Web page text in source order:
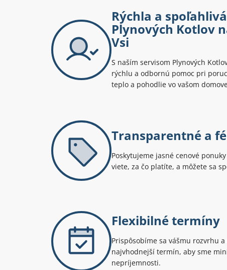
Rýchla a
Plynových Kotlov
Vsi
S naším servisom Plynových
rýchlu a odbornú pomoc pri
teplo a pohodlie vo vašom
Transparentné a
Poskytujeme jasné cenové
viete, za čo platíte, a môžete sa
Flexibilné termíny
Prispôsobíme sa vášmu rozvrhu
najvhodnejší termín, aby sme
nepríjemnosti.